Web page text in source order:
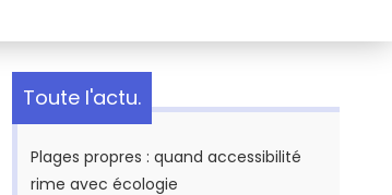
Toute l'actu.
Plages propres : quand accessibilité
rime avec écologie